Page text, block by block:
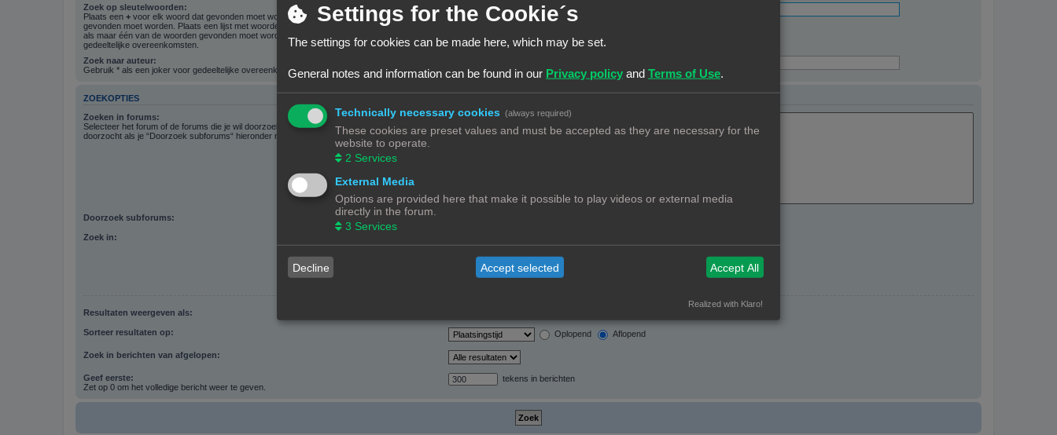
Zoek op sleutelwoorden:
Plaats een + voor elk woord dat gevonden moet worden en een-voor elk woord dat niet
gevonden moet worden. Plaats een lijst met woorden gescheiden door een
tussen haakjes
als maar één van de woorden gevonden moet worden. Gebruik * als een joker voor
gedeeltelijke overeenkomsten.
Zoek naar alle termen of gebruik de zoekopdracht zoals het is ingevuld
Zoek naar één van de termen
Zoek naar auteur:
Gebruik * als een joker voor gedeeltelijke overeenkomsten.
ZOEKOPTIES
Zoeken in forums:
Selecteer het forum of de forums die je wil doorzoeken. Subforums worden automatisch
doorzocht als je “Doorzoek subforums“ hieronder niet uitschakelt.
Doorzoek subforums:
Zoek in:
Alleen onderwerptitels
Alleen eerste bericht van onderwerp
Resultaten weergeven als:
Sorteer resultaten op: Oplopend Aflopend
Zoek in berichten van afgelopen:
Geef eerste:
Zet op 0 om het volledige bericht weer te geven.
tekens in berichten
Settings for the Cookie´s
The settings for cookies can be made here, which may be set.
General notes and information can be found in our Privacy policy and Terms of Use.
Technically necessary cookies (always required)
These cookies are preset values and must be accepted as they are necessary for the
website to operate.
2 Services
External Media
Options are provided here that make it possible to play videos or external media
directly in the forum.
3 Services
Decline Accept selected Accept All
Realized with Klaro!